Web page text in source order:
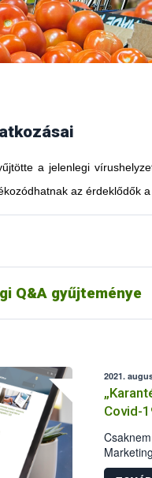
a jelenlegi
az érdeklődők
Q&A gyűjteménye
2021.
Covid-
második